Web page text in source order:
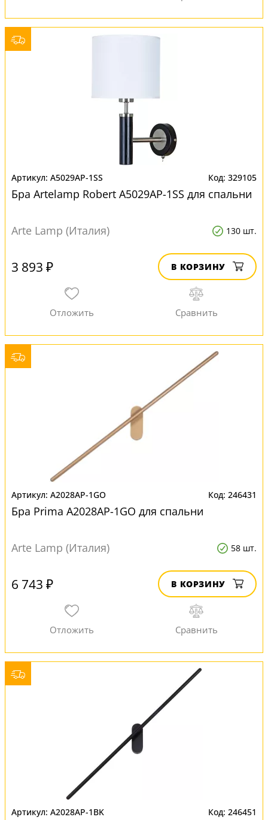
A5029AP-1SS 329105
Бра Artelamp Robert A5029AP-1SS для спальни
Arte Lamp (Италия) 130 шт.
3 893 ₽ В КОРЗИНУ
A2028AP-1GO 246431
Бра Prima A2028AP-1GO для спальни
Arte Lamp (Италия) 58 шт.
6 743 ₽ В КОРЗИНУ
A2028AP-1BK 246451